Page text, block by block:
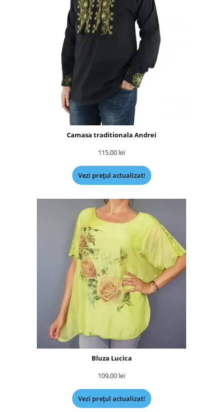
Camasa traditionala Andrei
115,00 lei
Vezi prețul actualizat!
Bluza Lucica
109,00 lei
Vezi prețul actualizat!